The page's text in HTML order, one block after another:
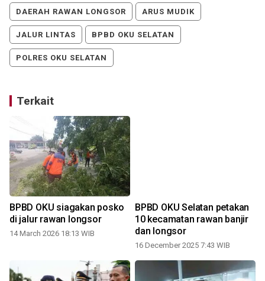
DAERAH RAWAN LONGSOR ARUS MUDIK
JALUR LINTAS BPBD OKU SELATAN
POLRES OKU SELATAN
Terkait
BPBD OKU siagakan posko
di jalur rawan longsor
14 March 2026 18:13 WIB
BPBD OKU Selatan petakan
10 kecamatan rawan banjir
dan longsor
16 December 2025 7:43 WIB